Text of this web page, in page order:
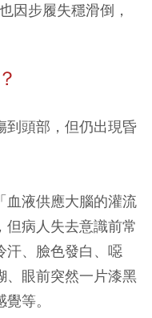
因步履失穩滑倒，
到頭部，但仍出現昏
血液供應大腦的灌流
但病人失去意識前常
汗、臉色發白、噁
、眼前突然一片漆黑
等。